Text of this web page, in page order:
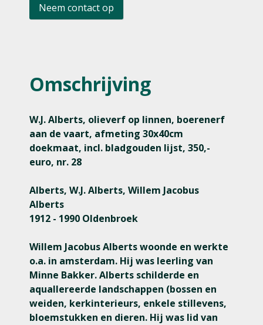
Neem contact op
Omschrijving
W.J. Alberts, olieverf op linnen, boerenerf
aan de vaart, afmeting 30x40cm
doekmaat, incl. bladgouden lijst, 350,-
euro, nr. 28
Alberts, W.J. Alberts, Willem Jacobus
Alberts
1912 - 1990 Oldenbroek
Willem Jacobus Alberts woonde en werkte
o.a. in amsterdam. Hij was leerling van
Minne Bakker. Alberts schilderde en
aquallereerde landschappen (bossen en
weiden, kerkinterieurs, enkele stillevens,
bloemstukken en dieren. Hij was lid van